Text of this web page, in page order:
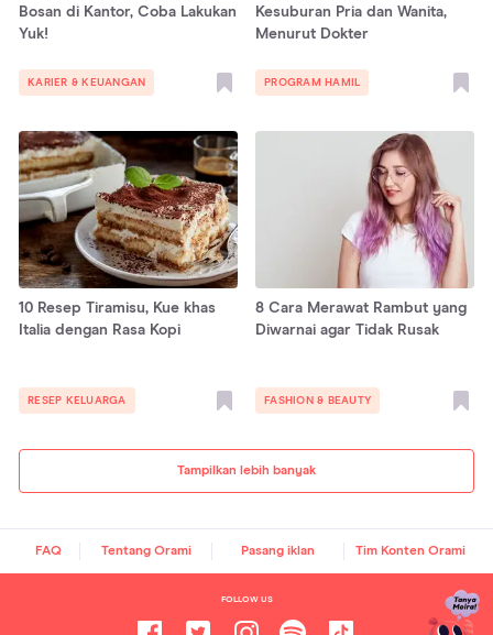
Tampilkan lebih banyak
Bosan di Kantor, Coba Lakukan
Yuk!
KARIER & KEUANGAN
Kesuburan Pria dan Wanita,
Menurut Dokter
PROGRAM HAMIL
10 Resep Tiramisu, Kue khas
Italia dengan Rasa Kopi
RESEP KELUARGA
8 Cara Merawat Rambut yang
Diwarnai agar Tidak Rusak
FASHION & BEAUTY
FAQ Tentang Orami Pasang iklan Tim Konten Orami
FOLLOW US